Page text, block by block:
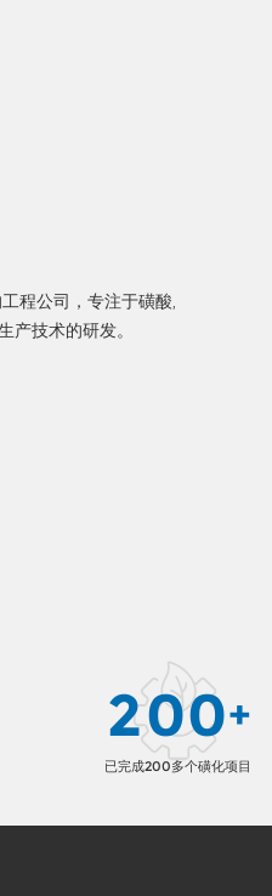
程公司，专注于磺酸,
产技术的研发。
200+
已完成200多个磺化项目